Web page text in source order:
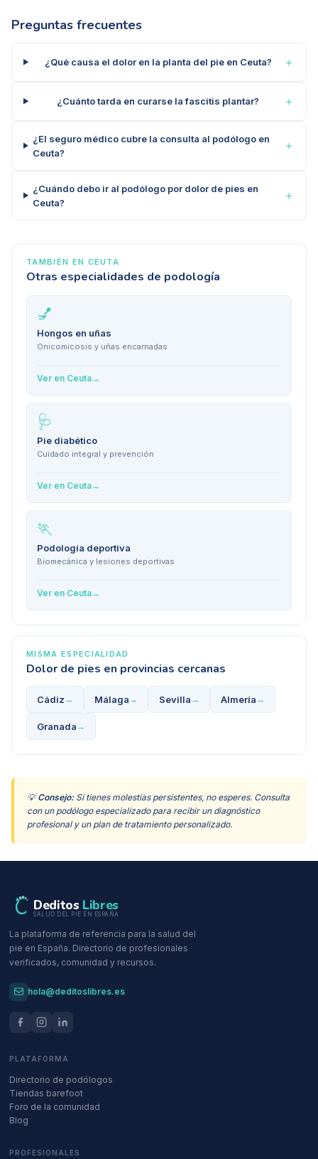
Preguntas frecuentes
¿Qué causa el dolor en la planta del pie en Ceuta? ＋
¿Cuánto tarda en curarse la fascitis plantar? ＋
¿El seguro médico cubre la consulta al podólogo en
Ceuta?
＋
¿Cuándo debo ir al podólogo por dolor de pies en
Ceuta?
＋
TAMBIÉN EN CEUTA
Otras especialidades de podología
💅
Hongos en uñas
Onicomicosis y uñas encarnadas
Ver en Ceuta→
🩺
Pie diabético
Cuidado integral y prevención
Ver en Ceuta→
🏃
Podología deportiva
Biomecánica y lesiones deportivas
Ver en Ceuta→
MISMA ESPECIALIDAD
Dolor de pies en provincias cercanas
Cádiz → Málaga → Sevilla → Almería →
Granada →
💡Consejo:Si tienes molestias persistentes, no esperes. Consulta
con un podólogo especializado para recibir un diagnóstico
profesional y un plan de tratamiento personalizado.
Deditos Libres
SALUD DEL PIE EN ESPAÑA
La plataforma de referencia para la salud del
pie en España. Directorio de profesionales
verificados, comunidad y recursos.
hola@deditoslibres.es
PLATAFORMA
Directorio de podólogos
Tiendas barefoot
Foro de la comunidad
Blog
PROFESIONALES